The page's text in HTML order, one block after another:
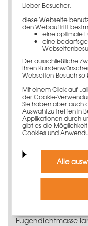
Lange
Beste
Die Schalhaut für
entspricht den
rundum
Aufquellen der
überzeugt die 16
aufgebaute
Einsatzhäufigkeit.
die Wechselhülsen
werksseitig
Passendes
Die Schalhaut
Fugendichtmasse
Lieber Besucher,
diese Webseite
den Webauftritt
eine optimale
eine
Der ausschließliche
Ihren
Webseiten-Besuch
Mit einem Click auf
der Cookie-
Sie haben aber auch
Auswahl zu treffen in
Applikationen durch
gibt es die
Cookies und
Alle